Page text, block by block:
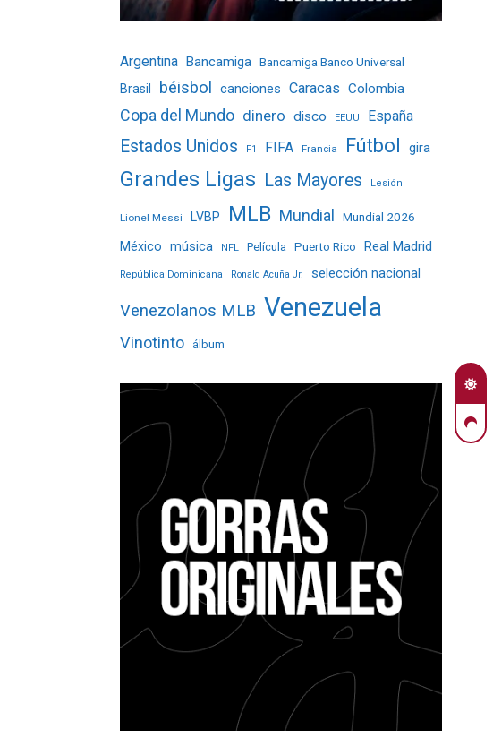
Argentina Bancamiga Bancamiga Banco Universal
Brasil
béisbol canciones Caracas Colombia
Copa del Mundo dinero disco EEUU España
Estados Unidos F1 FIFA Francia Fútbol gira
Grandes Ligas Las Mayores Lesión
Lionel Messi LVBP MLB Mundial Mundial 2026
México música NFL Película Puerto Rico Real Madrid
República Dominicana Ronald Acuña Jr. selección nacional
Venezolanos MLB Venezuela
Vinotinto álbum